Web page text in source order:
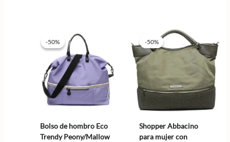
85,00 €.
-50%
-50%
Bolso de hombro Eco
Trendy Peony/Mallow
-50%
-50%
Shopper Abbacino
para mujer con